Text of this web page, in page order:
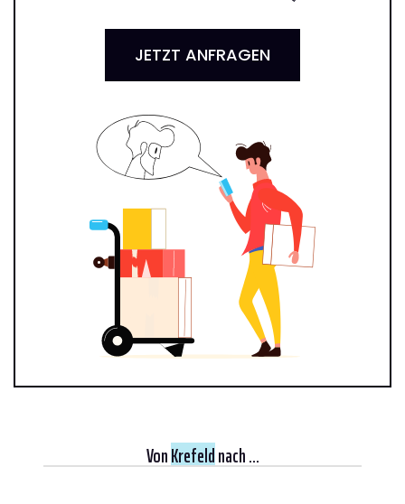
JETZT ANFRAGEN
VonKrefeldnach ...